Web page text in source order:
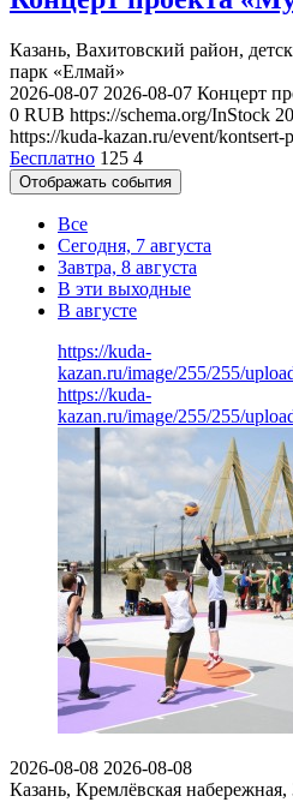
Казань, Вахитовский район,
парк «Елмай»
2026-08-07 2026-08-07 Концерт
0 RUB https://schema.org/InStock
https://kuda-kazan.ru/event/
Бесплатно 125 4
Отображать события
Все
Сегодня, 7 августа
Завтра, 8 августа
В эти выходные
В августе
https://kuda-
kazan.ru/image/255/255/
https://kuda-
kazan.ru/image/255/255/
2026-08-08 2026-08-08
Казань, Кремлёвская набережная,